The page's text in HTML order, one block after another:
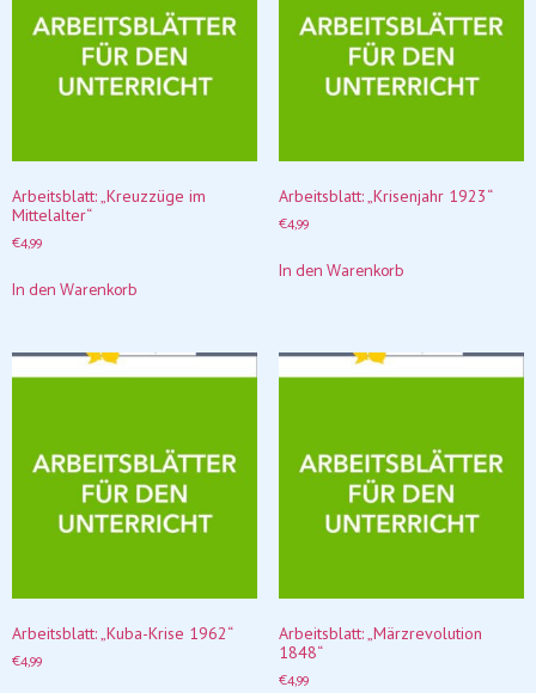
Arbeitsblatt: „Kreuzzüge im
Mittelalter“
€4,99
In den Warenkorb
Arbeitsblatt: „Krisenjahr 1923“
€4,99
In den Warenkorb
Arbeitsblatt: „Kuba-Krise 1962“
€4,99
Arbeitsblatt: „Märzrevolution
1848“
€4,99